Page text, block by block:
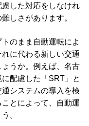
した対応をしなけれ
しさがあります。
のまま自動運転によ
に代わる新しい交通
うか。例えば、名古
配慮した「SRT」と
システムの導入を検
とによって、自動運
。